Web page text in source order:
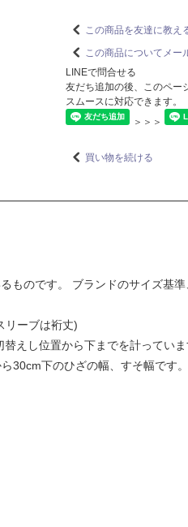
この商品を友達に教え
この商品についてメー
LINEで問合せる
友だち追加の後、このペー
スムースに対応できます。
＞＞＞
買い物を続ける
ものです。 ブランドのサイズ基
リーブは裄丈)
えし位置から下までを計っていま
30cm下のひざの幅、すそ幅です